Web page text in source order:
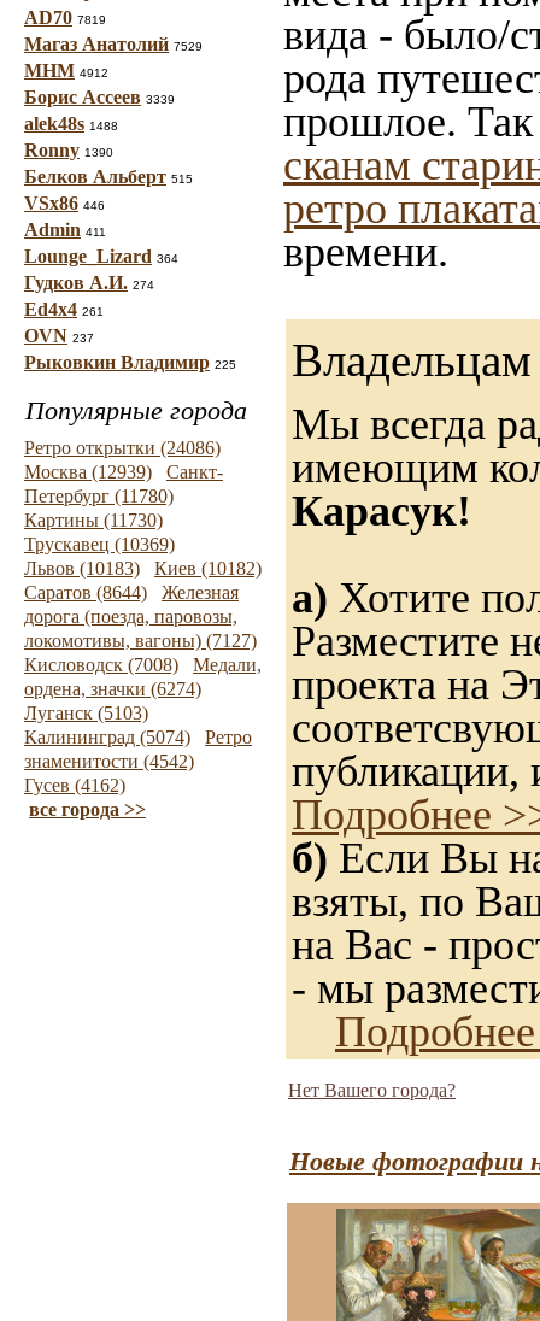
AD70 7819
Магаз Анатолий 7529
МНМ 4912
Борис Ассеев 3339
alek48s 1488
Ronny 1390
Белков Альберт 515
VSx86 446
Admin 411
Lounge_Lizard 364
Гудков А.И. 274
Ed4x4 261
OVN 237
Рыковкин Владимир 225
Популярные города
Ретро открытки (24086)
Москва (12939)
Санкт-
Петербург (11780)
Картины (11730)
Трускавец (10369)
Львов (10183)
Киев (10182)
Саратов (8644)
Железная
дорога (поезда, паровозы,
локомотивы, вагоны) (7127)
Кисловодск (7008)
Медали,
ордена, значки (6274)
Луганск (5103)
Калининград (5074)
Ретро
знаменитости (4542)
Гусев (4162)
все города >>
вида - было/
рода
прошлое.
сканам
ретро
времени.
Мы всегда
имеющим
Карасук!
а) Хотите
Разместите
проекта на
публикации,
Подробнее
б) Если Вы
взяты, по
на Вас -
- мы
Нет Вашего города?
Новые фотографии